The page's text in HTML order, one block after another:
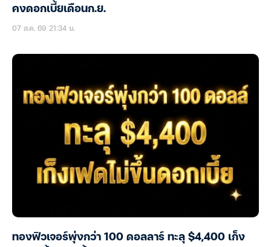
คงดอกเบี้ยเดือนก.ย.
07 ส.ค. 69 21:34 น.
ทองฟิวเจอร์พุ่งกว่า 100 ดอลลาร์ ทะลุ $4,400 เก็ง